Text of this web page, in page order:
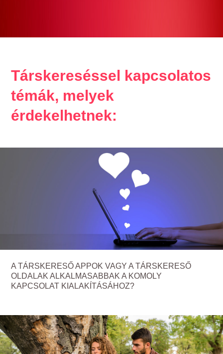
Társkereséssel kapcsolatos
témák, melyek
érdekelhetnek:
A TÁRSKERESŐ APPOK VAGY A TÁRSKERESŐ
OLDALAK ALKALMASABBAK A KOMOLY
KAPCSOLAT KIALAKÍTÁSÁHOZ?